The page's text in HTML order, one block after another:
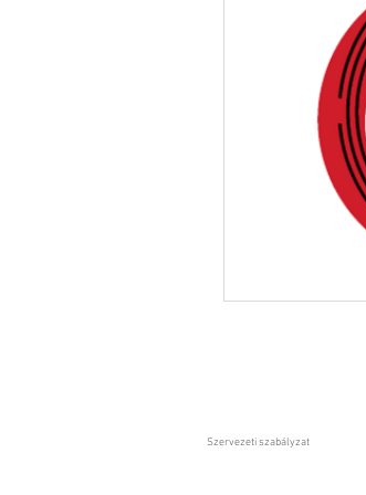
Szervezeti szabályzat